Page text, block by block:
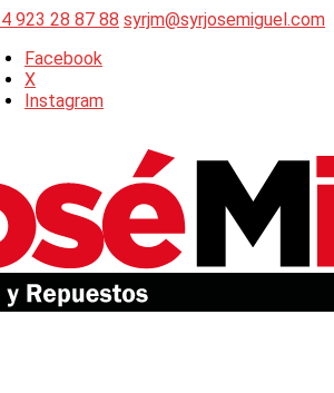
923 28 87 88 syrjm@syrjosemiguel.com
Facebook
X
Instagram